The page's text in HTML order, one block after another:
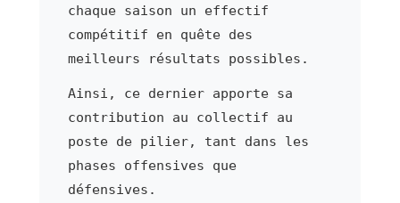
chaque saison un effectif
compétitif en quête des
meilleurs résultats possibles.
Ainsi, ce dernier apporte sa
contribution au collectif au
poste de pilier, tant dans les
phases offensives que
défensives.